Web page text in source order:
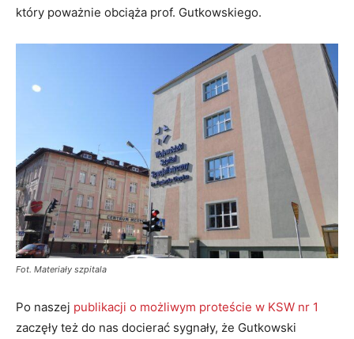
który poważnie obciąża prof. Gutkowskiego.
Fot. Materiały szpitala
Po naszej publikacji o możliwym proteście w KSW nr 1
zaczęły też do nas docierać sygnały, że Gutkowski